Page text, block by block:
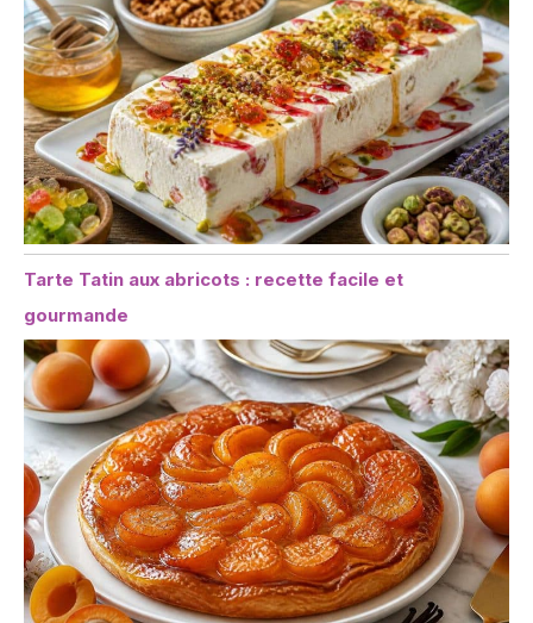
Tarte Tatin aux abricots : recette facile et
gourmande